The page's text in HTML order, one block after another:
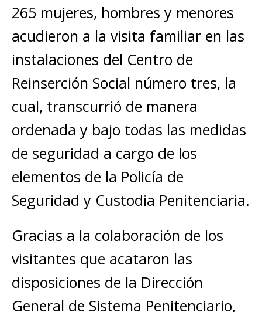
265 mujeres, hombres y menores
acudieron a la visita familiar en las
instalaciones del Centro de
Reinserción Social número tres, la
cual, transcurrió de manera
ordenada y bajo todas las medidas
de seguridad a cargo de los
elementos de la Policía de
Seguridad y Custodia Penitenciaria.
Gracias a la colaboración de los
visitantes que acataron las
disposiciones de la Dirección
General de Sistema Penitenciario,